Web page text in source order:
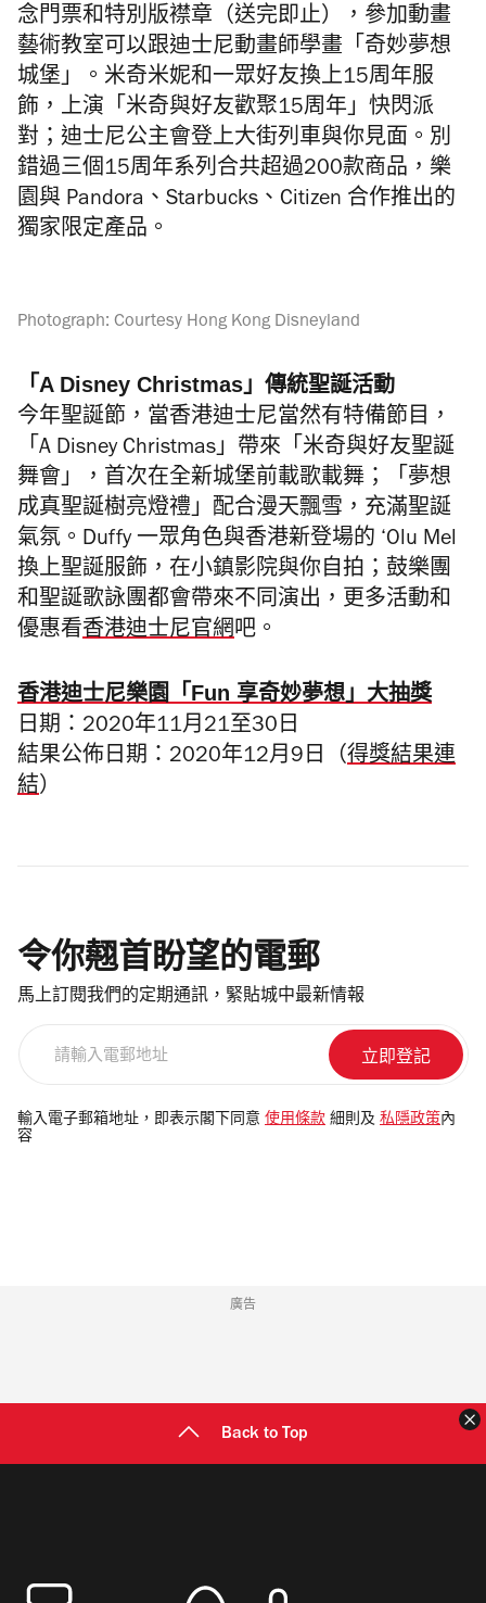
念門票和特別版襟章（送完即止），參加動畫
藝術教室可以跟迪士尼動畫師學畫「奇妙夢想
城堡」。米奇米妮和一眾好友換上15周年服
飾，上演「米奇與好友歡聚15周年」快閃派
對；迪士尼公主會登上大街列車與你見面。別
錯過三個15周年系列合共超過200款商品，樂
園與 Pandora、Starbucks、Citizen 合作推出的
獨家限定產品。
Photograph: Courtesy Hong Kong Disneyland
「A Disney Christmas」傳統聖誕活動
今年聖誕節，當香港迪士尼當然有特備節目，
「A Disney Christmas」帶來「米奇與好友聖誕
舞會」，首次在全新城堡前載歌載舞；「夢想
成真聖誕樹亮燈禮」配合漫天飄雪，充滿聖誕
氣氛。Duffy 一眾角色與香港新登場的 ‘Olu Mel
換上聖誕服飾，在小鎮影院與你自拍；鼓樂團
和聖誕歌詠團都會帶來不同演出，更多活動和
優惠看香港迪士尼官網吧。
香港迪士尼樂園「Fun 享奇妙夢想」大抽獎
日期：2020年11月21至30日
結果公佈日期：2020年12月9日（得獎結果連
結）
令你翹首盼望的電郵
馬上訂閱我們的定期通訊，緊貼城中最新情報
電
郵
輸入電子郵箱地址，即表示閣下同意 使用條款 細則及 私隱政策 內
容
廣告
Back to Top